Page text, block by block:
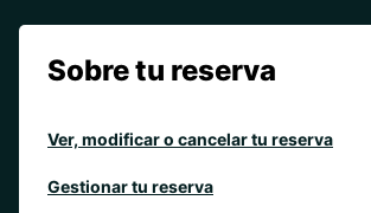
Sobre tu reserva
Ver, modificar o cancelar tu reserva
Gestionar tu reserva